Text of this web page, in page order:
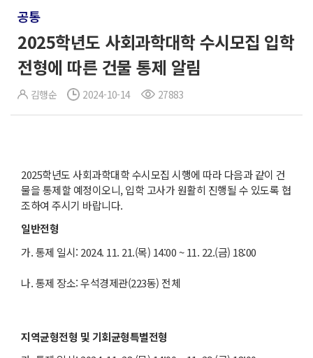
공통
2025학년도 사회과학대학 수시모집 입학
전형에 따른 건물 통제 알림
김행순 2024-10-14 27883
2025학년도 사회과학대학 수시모집 시행에 따라 다음과 같이 건
물을 통제할 예정이오니, 입학 고사가 원활히 진행될 수 있도록 협
조하여 주시기 바랍니다.
일반전형
가. 통제 일시: 2024. 11. 21.(목) 14:00 ~ 11. 22.(금) 18:00
나. 통제 장소: 우석경제관(223동) 전체
지역균형전형 및 기회균형특별전형